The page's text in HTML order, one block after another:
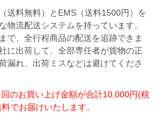
送料無料）とEMS（送料1500円）を
物流配送システムを持っています。
で、全行程商品の配送を追跡できま
に出荷して、全部専任者が貨物の正
漏れ、出荷ミスなどは避けてくださ
のお買い上げ金額が合計10,000円(税
でお届けいたします。